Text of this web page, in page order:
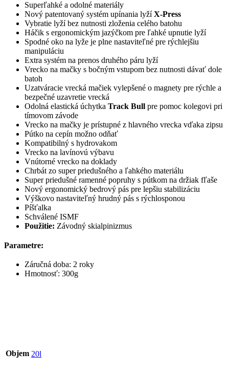
Superľahké a odolné materiály
Nový patentovaný systém upínania lyžíX-Press
Vybratie lyží bez nutnosti zloženia celého batohu
Háčik s ergonomickým jazýčkom pre ľahké upnutie lyží
Spodné oko na lyže je plne nastaviteľné pre rýchlejšiu
manipuláciu
Extra systém na prenos druhého páru lyží
Vrecko na mačky s bočným vstupom bez nutnosti dávať dole
batoh
Uzatváracie vrecká mačiek vylepšené o magnety pre rýchle a
bezpečné uzavretie vrecká
Odolná elastická úchytka Track Bull pre pomoc kolegovi pri
tímovom závode
Vrecko na mačky je prístupné z hlavného vrecka vďaka zipsu
Pútko na cepín možno odňať
Kompatibilný s hydrovakom
Vrecko na lavínovú výbavu
Vnútorné vrecko na doklady
Chrbát zo super priedušného a ľahkého materiálu
Super priedušné ramenné popruhy s pútkom na držiak fľaše
Nový ergonomický bedrový pás pre lepšiu stabilizáciu
Výškovo nastaviteľný hrudný pás s rýchlosponou
Píšťalka
Schválené ISMF
Použitie: Závodný skialpinizmus
Parametre:
Záručná doba: 2 roky
Hmotnosť: 300g
Objem 20l